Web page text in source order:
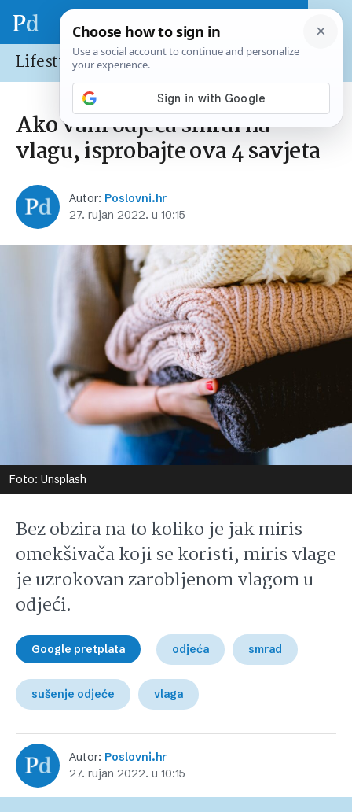
Lifestyle
Ako vam odjeća smrdi na
vlagu, isprobajte ova 4 savjeta
Autor: Poslovni.hr
27. rujan 2022. u 10:15
Foto: Unsplash
Bez obzira na to koliko je jak miris
omekšivača koji se koristi, miris vlage
je uzrokovan zarobljenom vlagom u
odjeći.
Google pretplata odjeća smrad
sušenje odjeće vlaga
Autor: Poslovni.hr
27. rujan 2022. u 10:15